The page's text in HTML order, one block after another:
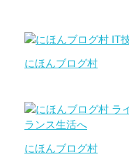
にほんブログ村
にほんブログ村